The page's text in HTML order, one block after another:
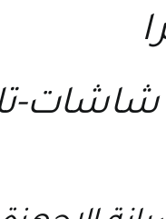
شاشات-